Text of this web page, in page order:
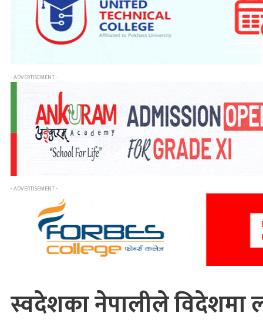
- ADVERTISEMENT -
- ADVERTISEMENT -
स्वदेशका नेपालीले विदेशमा